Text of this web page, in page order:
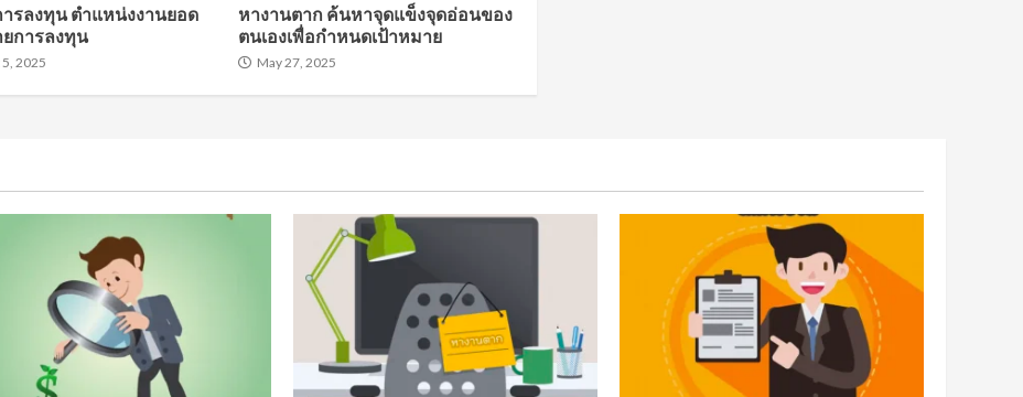
รลงทุน ตำแหน่งงานยอด
การลงทุน
2025
หางานตาก ค้นหาจุดแข็งจุดอ่อนของ
ตนเองเพื่อกำหนดเป้าหมาย
May 27, 2025